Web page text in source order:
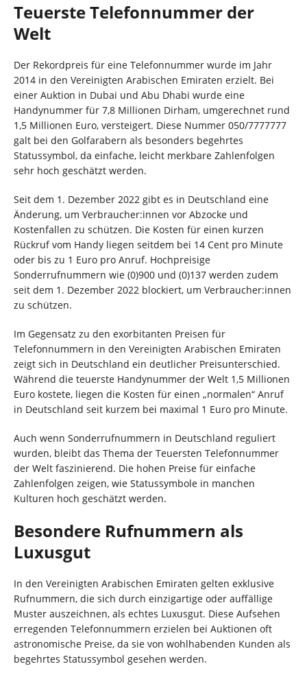
Teuerste Telefonnummer der
Welt
Der Rekordpreis für eine Telefonnummer wurde im Jahr
2014 in den Vereinigten Arabischen Emiraten erzielt. Bei
einer Auktion in Dubai und Abu Dhabi wurde eine
Handynummer für 7,8 Millionen Dirham, umgerechnet rund
1,5 Millionen Euro, versteigert. Diese Nummer 050/7777777
galt bei den Golfarabern als besonders begehrtes
Statussymbol, da einfache, leicht merkbare Zahlenfolgen
sehr hoch geschätzt werden.
Seit dem 1. Dezember 2022 gibt es in Deutschland eine
Änderung, um Verbraucher:innen vor Abzocke und
Kostenfallen zu schützen. Die Kosten für einen kurzen
Rückruf vom Handy liegen seitdem bei 14 Cent pro Minute
oder bis zu 1 Euro pro Anruf. Hochpreisige
Sonderrufnummern wie (0)900 und (0)137 werden zudem
seit dem 1. Dezember 2022 blockiert, um Verbraucher:innen
zu schützen.
Im Gegensatz zu den exorbitanten Preisen für
Telefonnummern in den Vereinigten Arabischen Emiraten
zeigt sich in Deutschland ein deutlicher Preisunterschied.
Während die teuerste Handynummer der Welt 1,5 Millionen
Euro kostete, liegen die Kosten für einen „normalen“ Anruf
in Deutschland seit kurzem bei maximal 1 Euro pro Minute.
Auch wenn Sonderrufnummern in Deutschland reguliert
wurden, bleibt das Thema der Teuersten Telefonnummer
der Welt faszinierend. Die hohen Preise für einfache
Zahlenfolgen zeigen, wie Statussymbole in manchen
Kulturen hoch geschätzt werden.
Besondere Rufnummern als
Luxusgut
In den Vereinigten Arabischen Emiraten gelten exklusive
Rufnummern, die sich durch einzigartige oder auffällige
Muster auszeichnen, als echtes Luxusgut. Diese Aufsehen
erregenden Telefonnummern erzielen bei Auktionen oft
astronomische Preise, da sie von wohlhabenden Kunden als
begehrtes Statussymbol gesehen werden.